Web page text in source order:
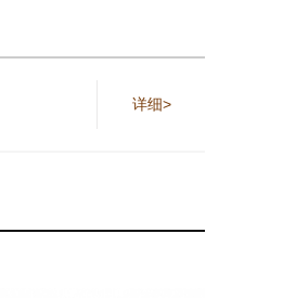
详细>